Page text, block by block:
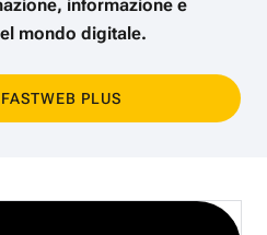
informazione e
mondo digitale.
PLUS